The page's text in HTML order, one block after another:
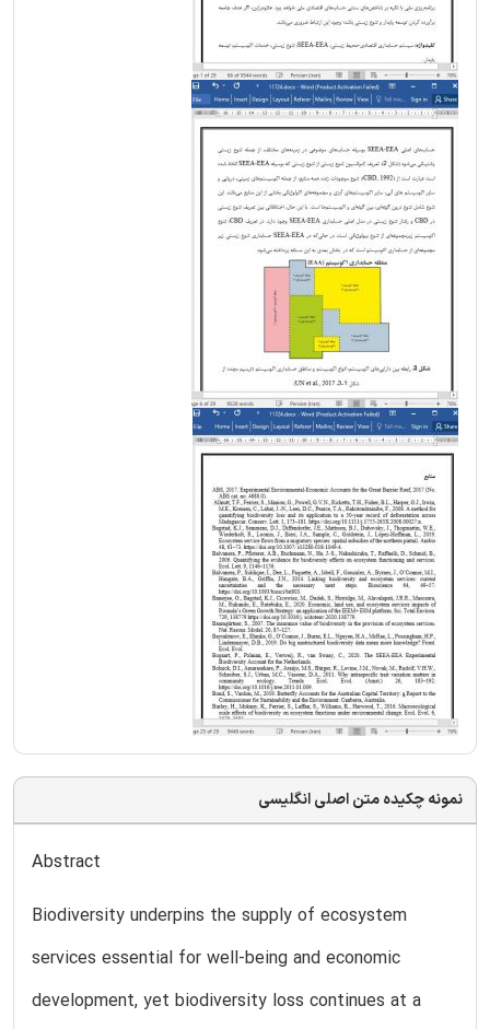
نمونه چکیده متن اصلی انگلیسی
Abstract
Biodiversity underpins the supply of ecosystem
services essential for well-being and economic
development, yet biodiversity loss continues at a